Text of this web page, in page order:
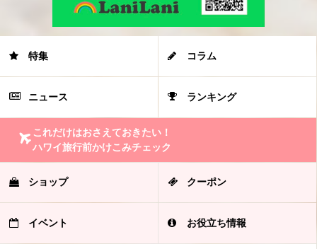
特集 コラム
ニュース ランキング
これだけはおさえておきたい！
ハワイ旅行前かけこみチェック
ショップ クーポン
イベント お役立ち情報